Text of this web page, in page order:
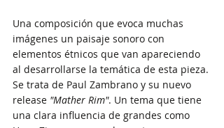
Una composición que evoca muchas
imágenes un paisaje sonoro con
elementos étnicos que van apareciendo
al desarrollarse la temática de esta pieza.
Se trata de Paul Zambrano y su nuevo
release "Mather Rim". Un tema que tiene
una clara influencia de grandes como